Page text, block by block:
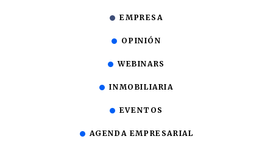
EMPRESA
OPINIÓN
WEBINARS
INMOBILIARIA
EVENTOS
AGENDA EMPRESARIAL